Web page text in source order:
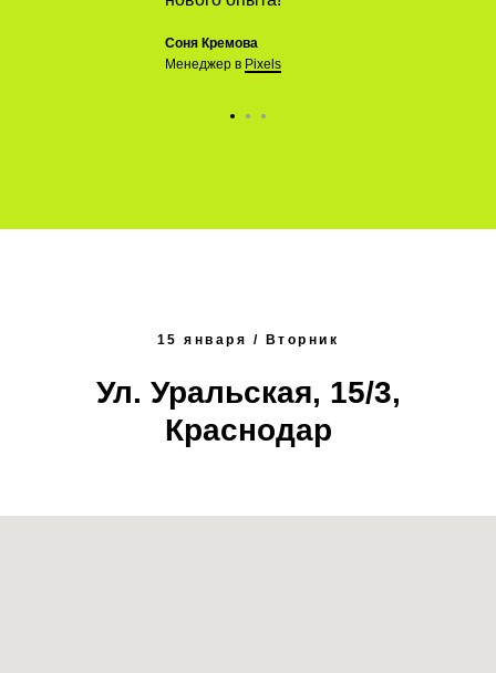
Соня Кремова
Менеджер в Pixels
15 января / Вторник
Ул. Уральская, 15/3,
Краснодар